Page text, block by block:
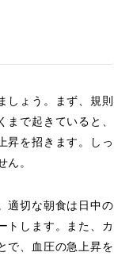
しょう。まず、規則
で起きていると、
昇を招きます。しっ
ん。
適切な朝食は日中の
トします。また、カ
で、血圧の急上昇を